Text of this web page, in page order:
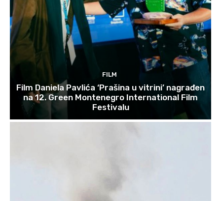
FILM
Film Daniela Pavlića ‘Prašina u vitrini’ nagrađen
na 12. Green Montenegro International Film
Festivalu